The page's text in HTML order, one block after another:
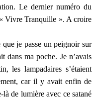
Le dernier numéro du
Vivre Tranquille ». A croire
je passe un peignoir sur
dans ma poche. Je n’avais
les lampadaires s’étaient
car il y avait enfin de
de lumière avec ce satané